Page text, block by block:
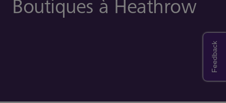
Boutiques à Heathrow
Feedback